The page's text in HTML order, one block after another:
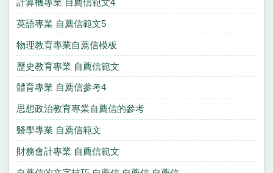
計算機專業 自薦信範文4
英語專業 自薦信範文5
物理教育專業自薦信模板
歷史教育專業 自薦信範文
體育專業 自薦信參考4
思想政治教育專業自薦信的參考
醫學專業 自薦信範文
財務會計專業 自薦信範文